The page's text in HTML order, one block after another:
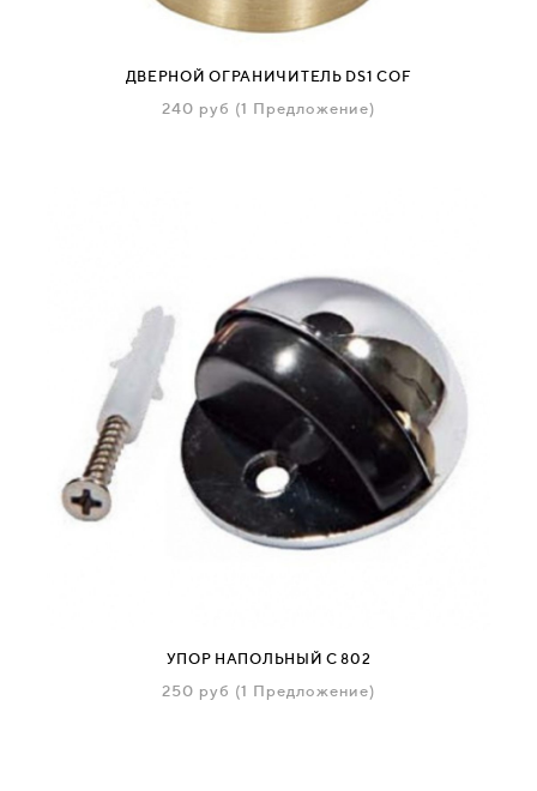
ДВЕРНОЙ ОГРАНИЧИТЕЛЬ DS1 COF
240 руб (1 Предложение)
УПОР НАПОЛЬНЫЙ С 802
250 руб (1 Предложение)